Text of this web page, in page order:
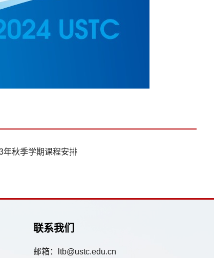
年秋季学期课程安排
联系我们
邮箱：ltb@ustc.edu.cn